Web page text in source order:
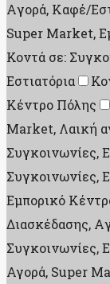
Aγορά, Καφέ/
Super Market,
Κοντά σε:
Εστιατόρια
Κέντρο Πόλης
Market, Λαική
Συγκοινωνίες,
Συγκοινωνίες,
Εμπορικό
Διασκέδασης,
Συγκοινωνίες,
Αγορά, Super